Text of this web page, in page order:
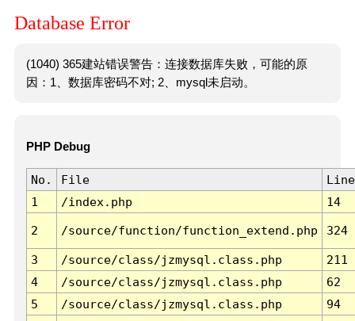
Database Error
(1040) 365建站错误警告：连接数据库失败，可能的原
因：1、数据库密码不对; 2、mysql未启动。
PHP Debug
No. File
Line
1
/index.php 14
2 /source/function/function_extend.php 324
3 /source/class/jzmysql.class.php
211
4
/source/class/jzmysql.class.php
62
5
/source/class/jzmysql.class.php
94